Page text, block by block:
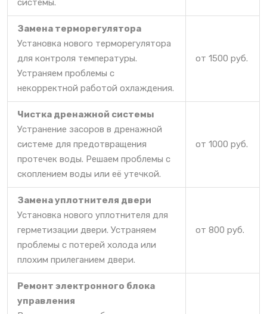
Замена терморегулятора
Установка нового терморегулятора
для контроля температуры.
Устраняем проблемы с
некорректной работой охлаждения.
от 1500 руб.
Чистка дренажной системы
Устранение засоров в дренажной
системе для предотвращения
протечек воды. Решаем проблемы с
скоплением воды или её утечкой.
от 1000 руб.
Замена уплотнителя двери
Установка нового уплотнителя для
герметизации двери. Устраняем
проблемы с потерей холода или
плохим прилеганием двери.
от 800 руб.
Ремонт электронного блока
управления